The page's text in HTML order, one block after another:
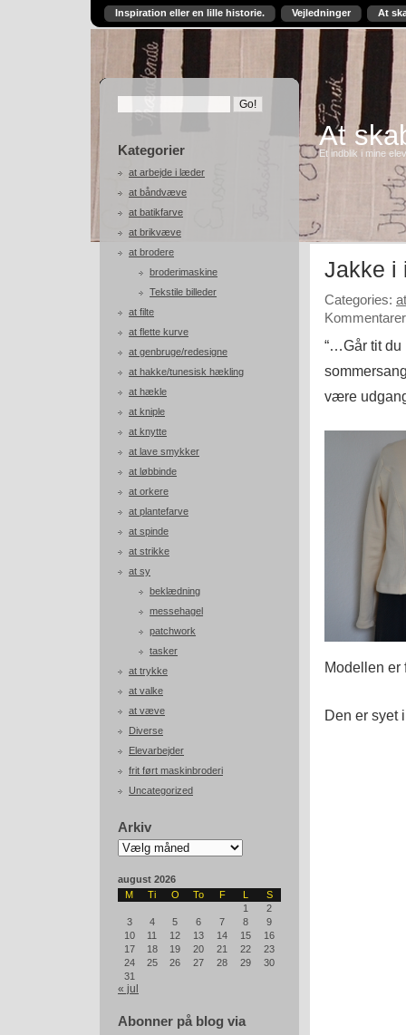
Inspiration eller en lille historie. Vejledninger At
Kategorier
at arbejde i læder
at båndvæve
at batikfarve
at brikvæve
at brodere
broderimaskine
Tekstile billeder
at filte
at flette kurve
at genbruge/redesigne
at hakke/tunesisk hækling
at hækle
at kniple
at knytte
at lave smykker
at løbbinde
at orkere
at plantefarve
at spinde
at strikke
at sy
beklædning
messehagel
patchwork
tasker
at trykke
at valke
at væve
Diverse
Elevarbejder
frit ført maskinbroderi
Uncategorized
Arkiv
Arkiv
august 2026
M
Ti O To F L
S
1
2
3
4 5 6 7 8
9
10
11 12 13 14 15
16
17
18 19 20 21 22
23
24
25 26 27 28 29
30
31
« jul
Abonner på blog via
At
Et indblik i mine
Jakke i
Categories:
“…Går tit du
være
Modellen er
Den er syet